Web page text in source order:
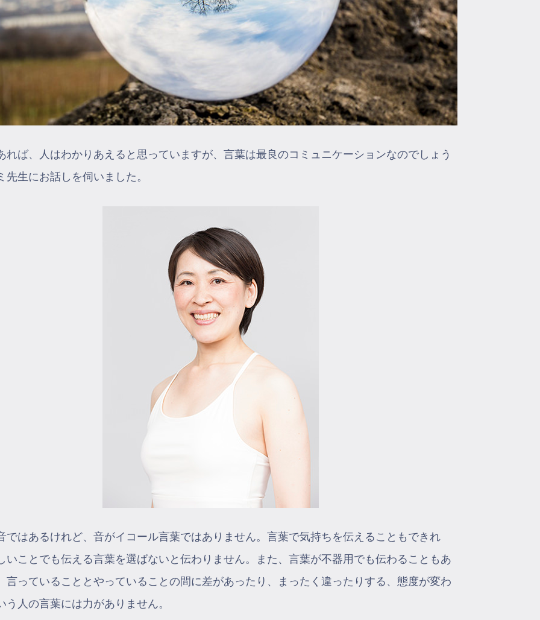
れば、人はわかりあえると思っていますが、言葉は最良のコミュニケーションなのでしょう
先生にお話しを伺いました。
ではあるけれど、音がイコール言葉ではありません。言葉で気持ちを伝えることもできれ
いことでも伝える言葉を選ばないと伝わりません。また、言葉が不器用でも伝わることもあ
言っていることとやっていることの間に差があったり、まったく違ったりする、態度が変わ
う人の言葉には力がありません。